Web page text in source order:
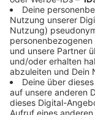
Anzeige
Teile der
Anzeige